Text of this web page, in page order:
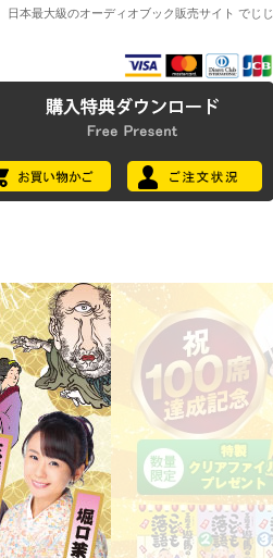
日本最大級のオーディオブック販売サイト でじじ